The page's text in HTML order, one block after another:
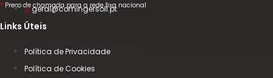
* Preço de chamada para a rede fixa nacional
geral@comingersoll.pt
Links Úteis
Política de Privacidade
Política de Cookies